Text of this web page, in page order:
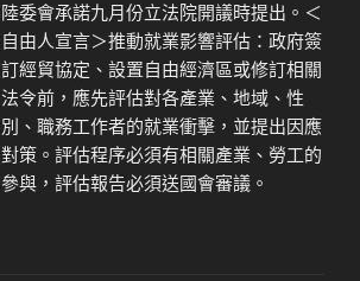
陸委會承諾九月份立法院開議時提出。＜
自由人宣言＞推動就業影響評估：政府簽
訂經貿協定、設置自由經濟區或修訂相關
法令前，應先評估對各產業、地域、性
別 、職務工作者的就業衝擊，並提出因應
對策。評估程序必須有相關產業、勞工的
參與，評估報告必須送國會審議。